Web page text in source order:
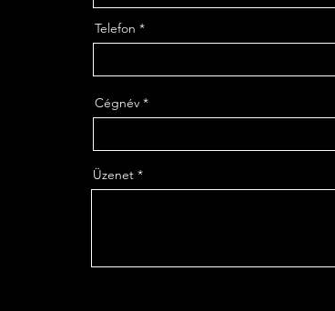
Telefon
Cégnév
Üzenet